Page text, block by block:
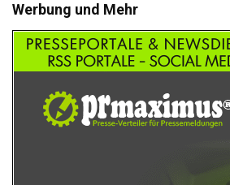
Werbung und Mehr